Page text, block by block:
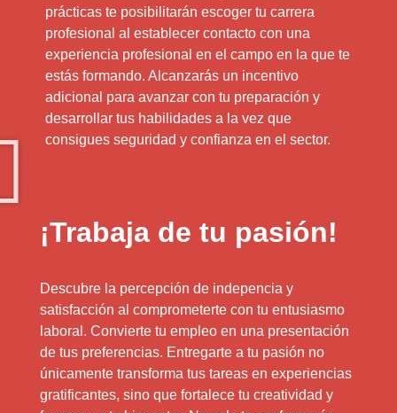
prácticas te posibilitarán escoger tu carrera
profesional al establecer contacto con una
experiencia profesional en el campo en la que te
estás formando. Alcanzarás un incentivo
adicional para avanzar con tu preparación y
desarrollar tus habilidades a la vez que
consigues seguridad y confianza en el sector.
¡Trabaja de tu pasión!
Descubre la percepción de indepencia y
satisfacción al comprometerte con tu entusiasmo
laboral. Convierte tu empleo en una presentación
de tus preferencias. Entregarte a tu pasión no
únicamente transforma tus tareas en experiencias
gratificantes, sino que fortalece tu creatividad y